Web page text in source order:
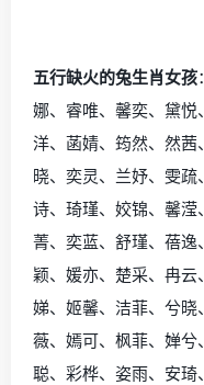
五行缺火的兔生肖女孩
娜、睿唯、馨奕、黛
洋、菡婧、筠然、然
晓、奕灵、兰妤、雯
诗、琦瑾、姣锦、馨
菁、奕蓝、舒瑾、蓓
颖、媛亦、楚采、冉
娣、姬馨、洁菲、兮
薇、嫣可、枫菲、婵
聪、彩桦、姿雨、安